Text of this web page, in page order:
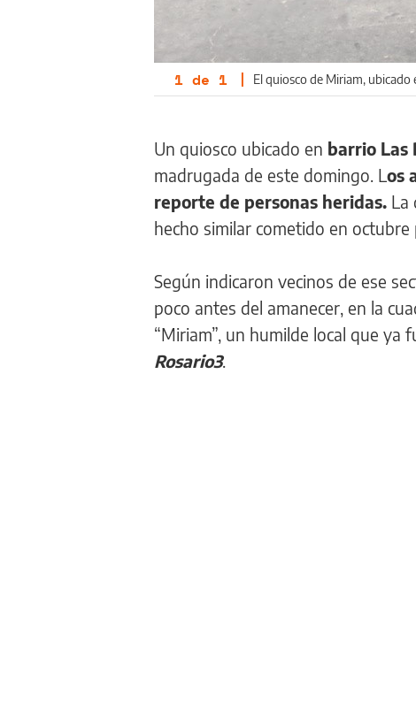
1 de 1 | El quiosco de Miriam, ubicado
Un quiosco ubicado en barrio Las
madrugada de este domingo. L os
reporte de personas heridas. La
hecho similar cometido en
Según indicaron vecinos de ese
poco antes del amanecer, en la
“Miriam”, un humilde local que ya
Rosario3.